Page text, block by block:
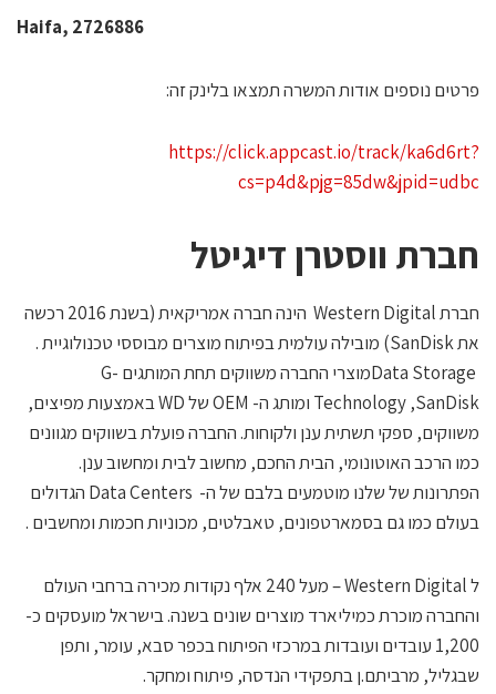
2726886 ,Haifa
נוספים אודות המשרה תמצאו בלינק זה:
https://click.appcast.io/track/
ווסטרן דיגיטל
חברת Western Digital הינה חברה אמריקאית (בשנת 2016 רכשה
את SanDisk) מובילה עולמית בפיתוח מוצרים מבוססי טכנולוגיית .
Data Storageמוצרי החברה משווקים תחת המותגים G-
Technology ,SanDisk ומותג ה- OEM של WD באמצעות מפיצים,
ספקי תשתית ענן ולקוחות. החברה פועלת בשווקים מגוונים
הרכב האוטונומי, הבית החכם, מחשוב לבית ומחשוב ענן.
הפתרונות של שלנו מוטמעים בלבם של ה- Data Centers הגדולים
כמו גם בסמארטפונים, טאבלטים, מכוניות חכמות ומחשבים .
ל Western Digital – מעל 240 אלף נקודות מכירה ברחבי העולם
מוכרת כמיליארד מוצרים שונים בשנה. בישראל מועסקים כ-
1,200 עובדים ועובדות במרכזי הפיתוח בכפר סבא, עומר, ותפן
מרביתם.ן בתפקידי הנדסה, פיתוח ומחקר.